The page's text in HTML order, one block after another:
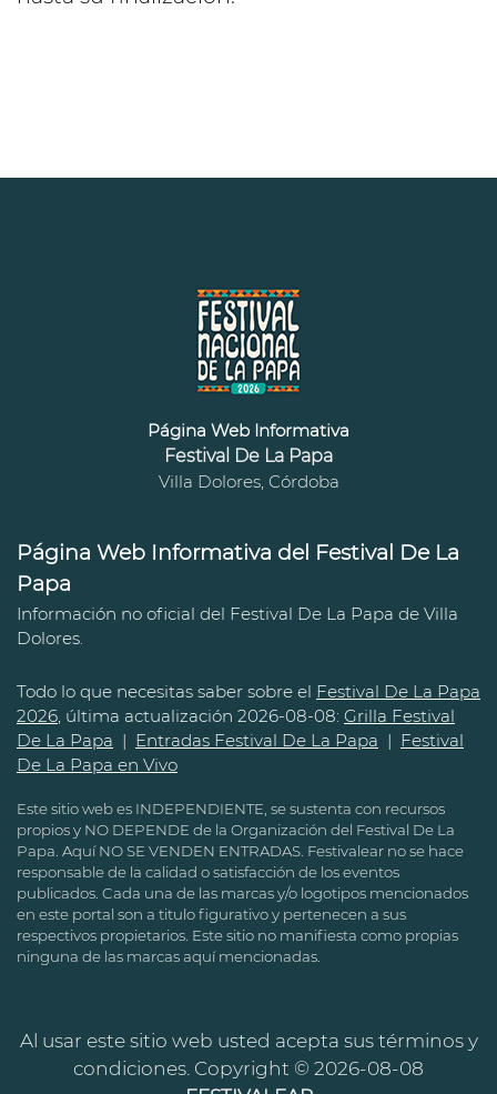
Página Web Informativa
Festival De La Papa
Villa Dolores, Córdoba
Página Web Informativa del Festival De La
Papa
Información no oficial del Festival De La Papa de Villa
Dolores.
Todo lo que necesitas saber sobre el Festival De La Papa
2026, última actualización 2026-08-08: Grilla Festival
De La Papa | Entradas Festival De La Papa | Festival
De La Papa en Vivo
Este sitio web es INDEPENDIENTE, se sustenta con recursos
propios y NO DEPENDE de la Organización del Festival De La
Papa. Aquí NO SE VENDEN ENTRADAS. Festivalear no se hace
responsable de la calidad o satisfacción de los eventos
publicados. Cada una de las marcas y/o logotipos mencionados
en este portal son a titulo figurativo y pertenecen a sus
respectivos propietarios. Este sitio no manifiesta como propias
ninguna de las marcas aquí mencionadas.
Al usar este sitio web usted acepta sus términos y
condiciones. Copyright © 2026-08-08